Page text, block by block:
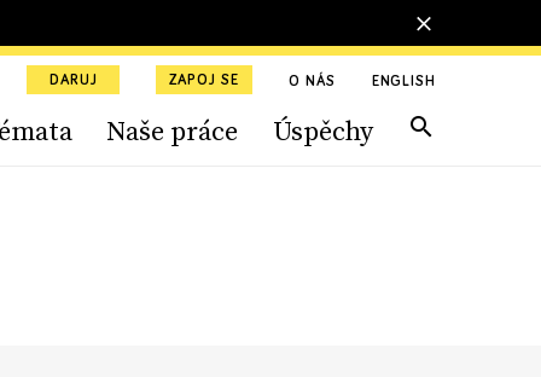
DARUJ ZAPOJ SE O NÁS ENGLISH
Naše práce Úspěchy